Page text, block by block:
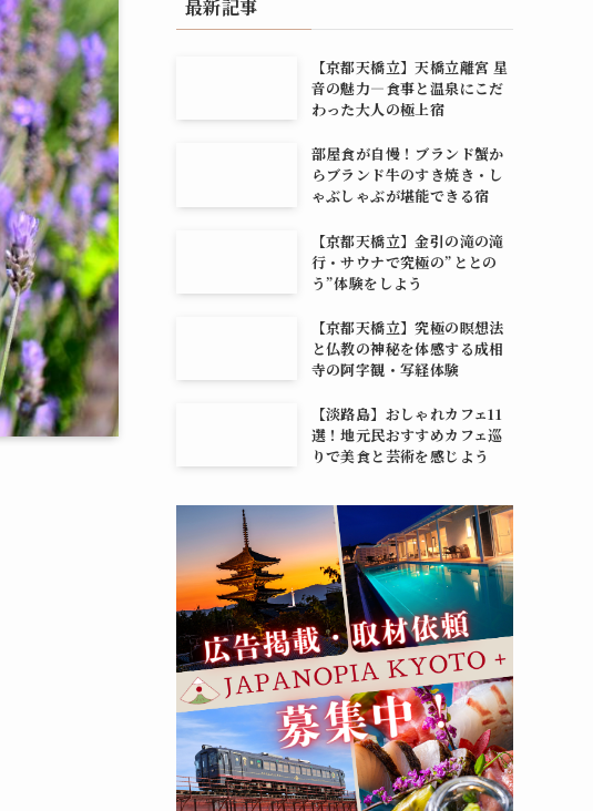
最新記事
【京都天橋立】天橋立離宮 星
音の魅力―食事と温泉にこだ
わった大人の極上宿
部屋食が自慢！ブランド蟹か
らブランド牛のすき焼き・し
ゃぶしゃぶが堪能できる宿
【京都天橋立】金引の滝の滝
行・サウナで究極の”ととの
う”体験をしよう
【京都天橋立】究極の瞑想法
と仏教の神秘を体感する成相
寺の阿字観・写経体験
【淡路島】おしゃれカフェ11
選！地元民おすすめカフェ巡
りで美食と芸術を感じよう